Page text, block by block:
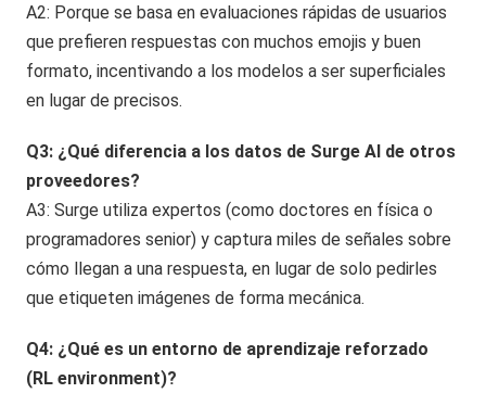
A2: Porque se basa en evaluaciones rápidas de usuarios
que prefieren respuestas con muchos emojis y buen
formato, incentivando a los modelos a ser superficiales
en lugar de precisos.
Q3: ¿Qué diferencia a los datos de Surge AI de otros
proveedores?
A3: Surge utiliza expertos (como doctores en física o
programadores senior) y captura miles de señales sobre
cómo llegan a una respuesta, en lugar de solo pedirles
que etiqueten imágenes de forma mecánica.
Q4: ¿Qué es un entorno de aprendizaje reforzado
(RL environment)?